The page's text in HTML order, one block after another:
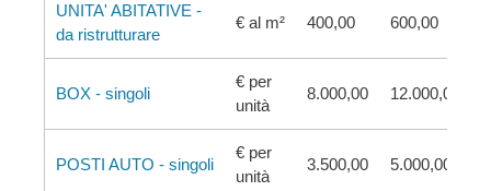
UNITA' ABITATIVE -
da ristrutturare
€ al m² 400,00 600,00
BOX - singoli
€ per
unità
8.000,00 12.000,00
POSTI AUTO - singoli
€ per
unità
3.500,00 5.000,00